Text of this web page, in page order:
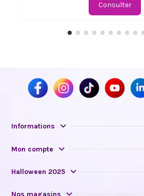
Consulter
Informations
Mon compte
Halloween 2025
Nos magasins